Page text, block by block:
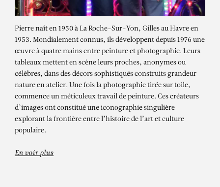
PIERRE ET GILLES
La télé couleur (Caroline Loeb)
Pierre naît en 1950 à La Roche-Sur-Yon, Gilles au Havre en
1953. Mondialement connus, ils développent depuis 1976 une
œuvre à quatre mains entre peinture et photographie. Leurs
tableaux mettent en scène leurs proches, anonymes ou
célèbres, dans des décors sophistiqués construits grandeur
nature en atelier. Une fois la photographie tirée sur toile,
commence un méticuleux travail de peinture. Ces créateurs
d’images ont constitué une iconographie singulière
explorant la frontière entre l’histoire de l’art et culture
populaire.
En voir plus